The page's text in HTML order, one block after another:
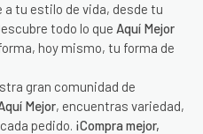
tu estilo de vida, desde tu
todo lo que Aquí Mejor
hoy mismo, tu forma de
gran comunidad de
Mejor, encuentras variedad,
pedido. ¡Compra mejor,